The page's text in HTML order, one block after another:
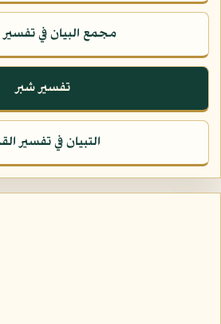
مجمع البيان في تفسير
تفسير شبر
التبيان في تفسير